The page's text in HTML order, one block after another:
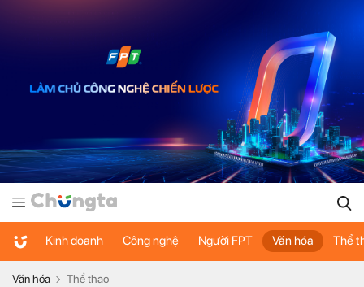
Kinh doanh Công nghệ Người FPT Văn hóa Thể
Văn hóa Thể thao